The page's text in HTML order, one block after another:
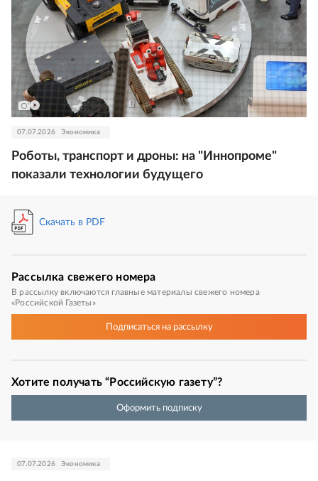
07.07.2026 Экономика
Роботы, транспорт и дроны: на "Иннопроме"
показали технологии будущего
Скачать в PDF
Рассылка свежего номера
В рассылку включаются главные материалы свежего номера
«Российской Газеты»
Подписатьсяна рассылку
Хотите получать “Российскую газету”?
Оформить подписку
07.07.2026 Экономика